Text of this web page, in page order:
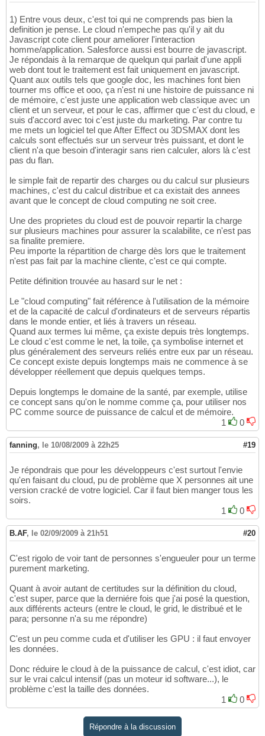
1) Entre vous deux, c'est toi qui ne comprends pas bien la
definition je pense. Le cloud n'empeche pas qu'il y ait du
Javascript cote client pour ameliorer l'interaction
homme/application. Salesforce aussi est bourre de javascript.
Je répondais à la remarque de quelqun qui parlait d'une appli
web dont tout le traitement est fait uniquement en javascript.
Quant aux outils tels que google doc, les machines font bien
tourner ms office et ooo, ça n'est ni une histoire de puissance ni
de mémoire, c'est juste une application web classique avec un
client et un serveur, et pour le cas, affirmer que c'est du cloud, e
suis d'accord avec toi c'est juste du marketing. Par contre tu
me mets un logiciel tel que After Effect ou 3DSMAX dont les
calculs sont effectués sur un serveur très puissant, et dont le
client n'a que besoin d'interagir sans rien calculer, alors là c'est
pas du flan.
le simple fait de repartir des charges ou du calcul sur plusieurs
machines, c'est du calcul distribue et ca existait des annees
avant que le concept de cloud computing ne soit cree.
Une des proprietes du cloud est de pouvoir repartir la charge
sur plusieurs machines pour assurer la scalabilite, ce n'est pas
sa finalite premiere.
Peu importe la répartition de charge dès lors que le traitement
n'est pas fait par la machine cliente, c'est ce qui compte.
Petite définition trouvée au hasard sur le net :
Le "cloud computing" fait référence à l'utilisation de la mémoire
et de la capacité de calcul d'ordinateurs et de serveurs répartis
dans le monde entier, et liés à travers un réseau.
Quand aux termes lui même, ça existe depuis très longtemps.
Le cloud c'est comme le net, la toile, ça symbolise internet et
plus généralement des serveurs reliés entre eux par un réseau.
Ce concept existe depuis longtemps mais ne commence à se
développer réellement que depuis quelques temps.
Depuis longtemps le domaine de la santé, par exemple, utilise
ce concept sans qu'on le nomme comme ça, pour utiliser nos
PC comme source de puissance de calcul et de mémoire.
1
0
fanning, le 10/08/2009 à 22h25 #19
Je répondrais que pour les développeurs c'est surtout l'envie
qu'en faisant du cloud, pu de problème que X personnes ait une
version cracké de votre logiciel. Car il faut bien manger tous les
soirs.
1
0
B.AF, le 02/09/2009 à 21h51 #20
C'est rigolo de voir tant de personnes s'engueuler pour un terme
purement marketing.
Quant à avoir autant de certitudes sur la définition du cloud,
c'est super, parce que la derniére fois que j'ai posé la question,
aux différents acteurs (entre le cloud, le grid, le distribué et le
para; personne n'a su me répondre)
C'est un peu comme cuda et d'utiliser les GPU : il faut envoyer
les données.
Donc réduire le cloud à de la puissance de calcul, c'est idiot, car
sur le vrai calcul intensif (pas un moteur id software...), le
problème c'est la taille des données.
1
0
Répondre à la discussion